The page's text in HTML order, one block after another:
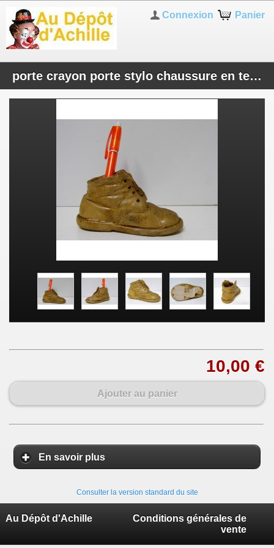
Panier
Connexion
porte crayon porte stylo chaussure en terre
10,00 €
Ajouter au panier
En savoir plus
Consulter la version standard du site
Au Dépôt d'Achille
Conditions générales de
vente